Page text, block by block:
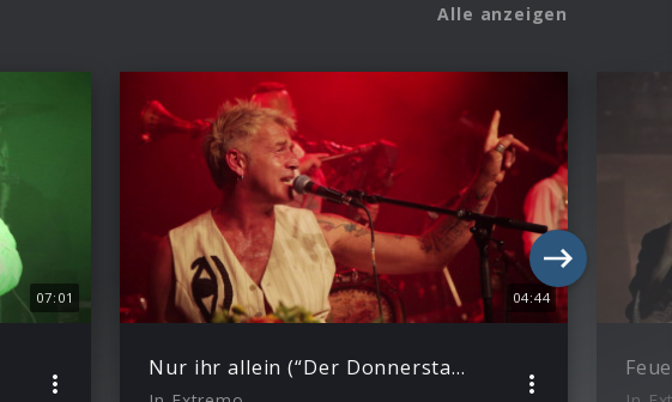
Alle anzeigen
07:01 04:44
Nur ihr allein (“Der Donnerstag” – Live vom Schiff)